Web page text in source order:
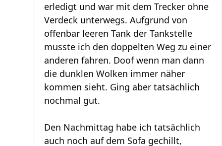
erledigt und war mit dem Trecker ohne
Verdeck unterwegs. Aufgrund von
offenbar leeren Tank der Tankstelle
musste ich den doppelten Weg zu einer
anderen fahren. Doof wenn man dann
die dunklen Wolken immer näher
kommen sieht. Ging aber tatsächlich
nochmal gut.
Den Nachmittag habe ich tatsächlich
auch noch auf dem Sofa gechillt,